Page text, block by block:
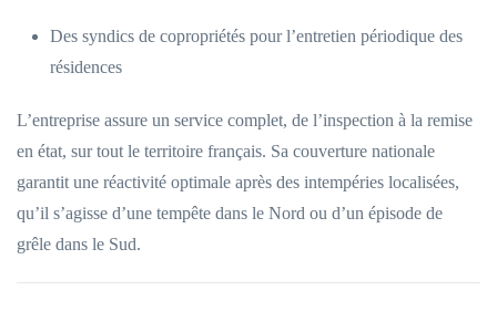
Des syndics de copropriétés pour l’entretien périodique des
résidences
L’entreprise assure un service complet, de l’inspection à la remise
en état, sur tout le territoire français. Sa couverture nationale
garantit une réactivité optimale après des intempéries localisées,
qu’il s’agisse d’une tempête dans le Nord ou d’un épisode de
grêle dans le Sud.